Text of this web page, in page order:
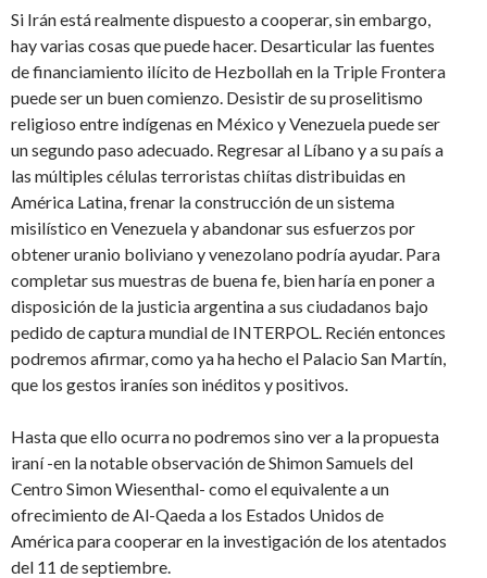
Si Irán está realmente dispuesto a cooperar, sin embargo,
hay varias cosas que puede hacer. Desarticular las fuentes
de financiamiento ilícito de Hezbollah en la Triple Frontera
puede ser un buen comienzo. Desistir de su proselitismo
religioso entre indígenas en México y Venezuela puede ser
un segundo paso adecuado. Regresar al Líbano y a su país a
las múltiples células terroristas chiítas distribuidas en
América Latina, frenar la construcción de un sistema
misilístico en Venezuela y abandonar sus esfuerzos por
obtener uranio boliviano y venezolano podría ayudar. Para
completar sus muestras de buena fe, bien haría en poner a
disposición de la justicia argentina a sus ciudadanos bajo
pedido de captura mundial de INTERPOL. Recién entonces
podremos afirmar, como ya ha hecho el Palacio San Martín,
que los gestos iraníes son inéditos y positivos.
Hasta que ello ocurra no podremos sino ver a la propuesta
iraní -en la notable observación de Shimon Samuels del
Centro Simon Wiesenthal- como el equivalente a un
ofrecimiento de Al-Qaeda a los Estados Unidos de
América para cooperar en la investigación de los atentados
del 11 de septiembre.